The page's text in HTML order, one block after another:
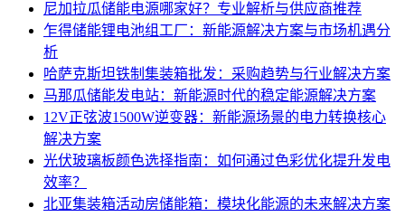
尼加拉瓜储能电源哪家好？专业解析与供应商推荐
乍得储能锂电池组工厂：新能源解决方案与市场机遇分
析
哈萨克斯坦铁制集装箱批发：采购趋势与行业解决方案
马那瓜储能发电站：新能源时代的稳定能源解决方案
12V正弦波1500W逆变器：新能源场景的电力转换核心
解决方案
光伏玻璃板颜色选择指南：如何通过色彩优化提升发电
效率？
北亚集装箱活动房储能箱：模块化能源的未来解决方案